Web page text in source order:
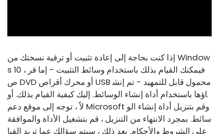
إذا كنت بحاجة إلى إعادة تثبيت أو ترقية نسختك من Window
s 10 ، فيمكنك القيام بذلك باستخدام وسائط التثبيت - إما قر
ص DVD أو محرك أقراص USB محمول قابل للتمهيد - تم إنش
اؤها باستخدام أداة إنشاء الوسائط. إليك كيفية القيام بذلك. أو
لاً ، توجه إلى موقع دعم Microsoft وقم بتنزيل أداة إنشاء الو
سائط. بمجرد الانتهاء من التنزيل ، قم بتشغيل الأداة والموافقة
على الشروط والأحكام. بعد ذلك ، سيتم سؤالك عما تريد القيا